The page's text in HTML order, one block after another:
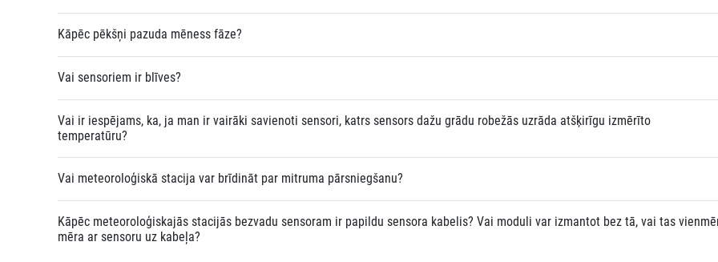
Kāpēc pēkšņi pazuda mēness fāze?
Vai sensoriem ir blīves?
Vai ir iespējams, ka, ja man ir vairāki savienoti sensori, katrs sensors dažu grādu robežās uzrāda atšķirīgu izmērīto
temperatūru?
Vai meteoroloģiskā stacija var brīdināt par mitruma pārsniegšanu?
Kāpēc meteoroloģiskajās stacijās bezvadu sensoram ir papildu sensora kabelis? Vai moduli var izmantot bez tā, vai tas
mēra ar sensoru uz kabeļa?